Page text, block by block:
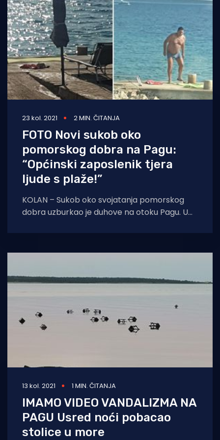
23 kol. 2021 2 MIN. ČITANJA
FOTO Novi sukob oko
pomorskog dobra na Pagu:
“Općinski zaposlenik tjera
ljude s plaže!”
KOLAN – Sukob oko svojatanja pomorskog
dobra uzburkao je duhove na otoku Pagu. U
13 kol. 2021 1 MIN. ČITANJA
IMAMO VIDEO VANDALIZMA NA
PAGU Usred noći pobacao
stolice u more